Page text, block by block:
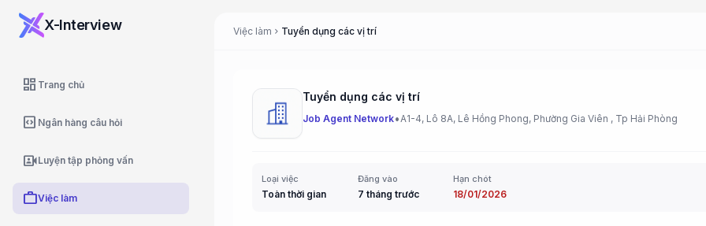
X-Interview
dashboard Trang chủ
code_blocks Ngân hàng câu hỏi
video_camera_frontLuyện tập phỏng vấn
workViệc làm
Việc làm chevron_right Tuyển dụng các vị trí
Tuyển dụng các vị trí
Job Agent Network•A1-4, Lô 8A, Lê Hồng Phong, Phường Gia Viên , Tp Hải Phòng
Loại việc
Toàn thời gian
Đăng vào
7 tháng trước
Hạn chót
18/01/2026